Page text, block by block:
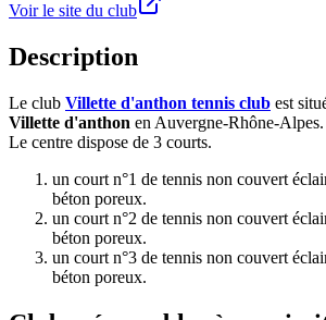
Voir le site du club
Description
Le club Villette d'anthon tennis club est
Villette d'anthon en Auvergne-Rhône-Alpes.
Le centre dispose de 3 courts.
un court n°1 de tennis non couvert
béton poreux.
un court n°2 de tennis non couvert
béton poreux.
un court n°3 de tennis non couvert
béton poreux.